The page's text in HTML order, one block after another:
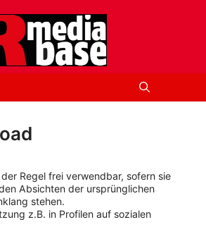
Regel frei verwendbar, sofern sie
Absichten der ursprünglichen
stehen.
z.B. in Profilen auf sozialen